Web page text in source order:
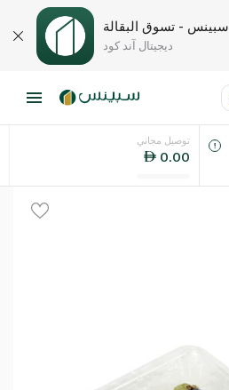
سبينس - تسوق البقالة
ديجيتال آند كود
اللغةتوصيل مجاني
0.00